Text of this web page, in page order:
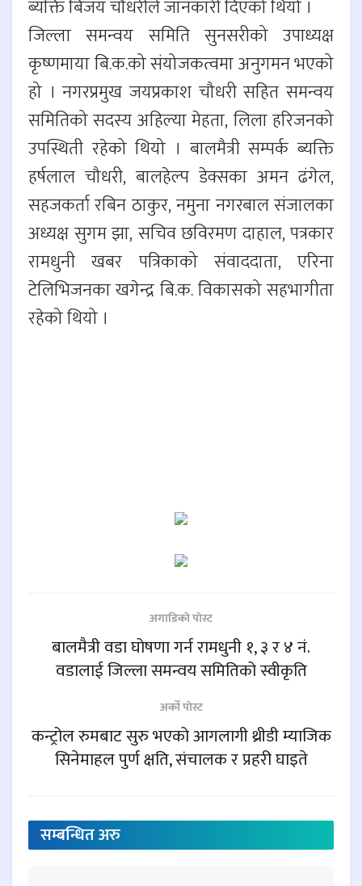
ब्यक्ति बिजय चौधरीले जानकारी दिएको थियो ।
जिल्ला समन्वय समिति सुनसरीको उपाध्यक्ष
कृष्णमाया बि.क.को संयोजकत्वमा अनुगमन भएको
हो । नगरप्रमुख जयप्रकाश चौधरी सहित समन्वय
समितिको सदस्य अहिल्या मेहता, लिला हरिजनको
उपस्थिती रहेको थियो । बालमैत्री सम्पर्क ब्यक्ति
हर्षलाल चौधरी, बालहेल्प डेक्सका अमन ढंगेल,
सहजकर्ता रबिन ठाकुर, नमुना नगरबाल संजालका
अध्यक्ष सुगम झा, सचिव छविरमण दाहाल, पत्रकार
रामधुनी खबर पत्रिकाको संवाददाता, एरिना
टेलिभिजनका खगेन्द्र बि.क. विकासको सहभागीता
रहेको थियो ।
अगाडिकाे पाेस्ट
बालमैत्री वडा घोषणा गर्न रामधुनी १, ३ र ४ नं.
वडालाई जिल्ला समन्वय समितिको स्वीकृति
अर्काे पाेस्ट
कन्ट्रोल रुमबाट सुरु भएको आगलागी थ्रीडी म्याजिक
सिनेमाहल पुर्ण क्षति, संचालक र प्रहरी घाइते
सम्बन्धितअरु